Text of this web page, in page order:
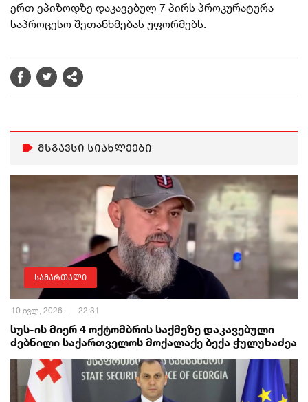
ერთ ეპიზოდზე დაკავებულ 7 პირს პროკურატურა
საპროცესო შეთანხმებას უფორმებს.
მსგავსი სიახლეები
სამართალი
10 ივლ, 2026 22:31
სუს-ის მიერ 4 ოქტომბრის საქმეზე დაკავებული
ძებნილი საქართველოს მოქალაქე ბექა ჭულუხაძეა